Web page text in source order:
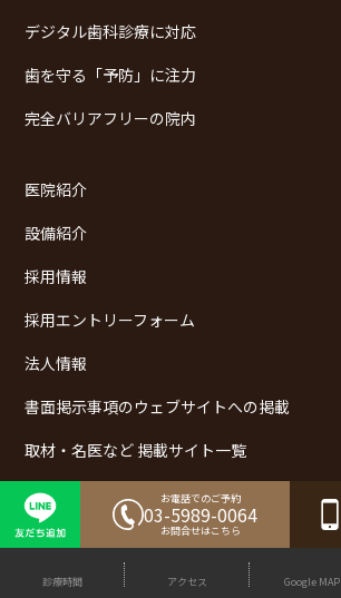
デジタル歯科診療に対応
歯を守る「予防」に注力
完全バリアフリーの院内
医院紹介
設備紹介
採用情報
採用エントリーフォーム
法人情報
書面掲示事項のウェブサイトへの掲載
取材・名医など 掲載サイト一覧
診療時間 アクセス Google MAP
お電話でのご予約
03-5989-0064
お問合せはこちら